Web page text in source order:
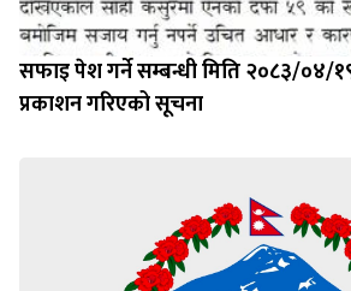
सफाइ पेश गर्ने सम्बन्धी मिति २०८३/०४/
प्रकाशन गरिएको सूचना